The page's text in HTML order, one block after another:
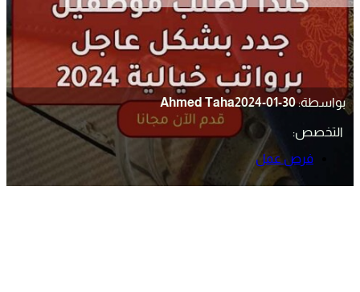
بواسطة: Ahmed Taha2024-01-30
التخصص:
فرص عمل